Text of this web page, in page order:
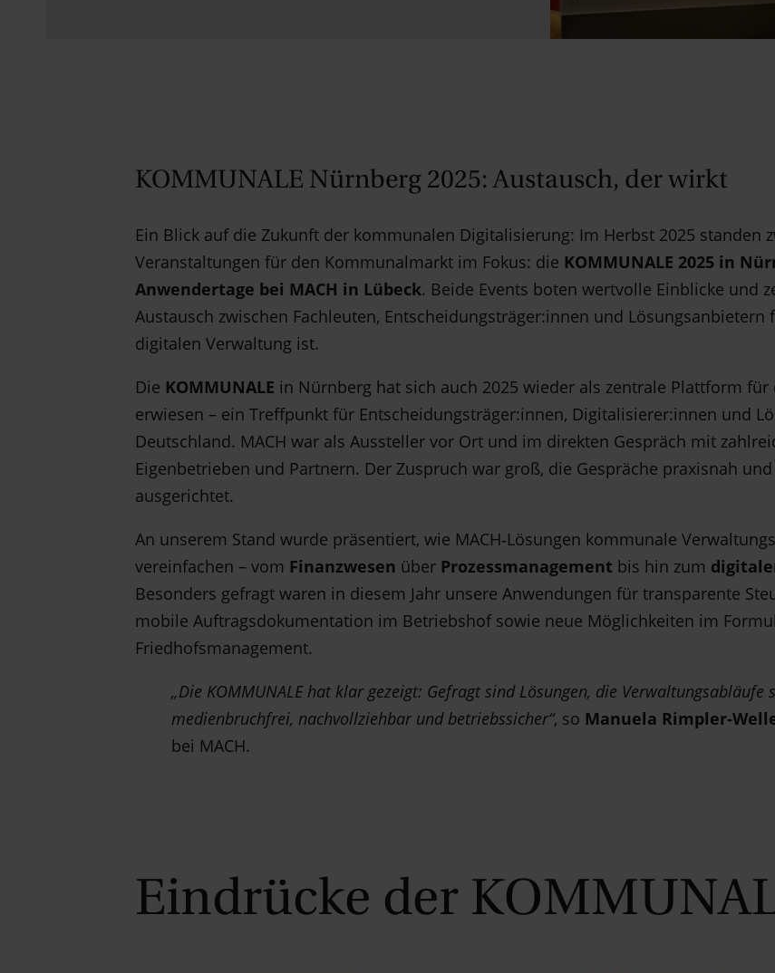
KOMMUNALE Nürnberg 2025: Austausch, der wirkt
Ein Blick auf die Zukunft der kommunalen Digitalisierung: Im Herbst 2025 standen
Veranstaltungen für den Kommunalmarkt im Fokus: die KOMMUNALE 2025 in
Anwendertage bei MACH in Lübeck. Beide Events boten wertvolle Einblicke und
Austausch zwischen Fachleuten, Entscheidungsträger:innen und
digitalen Verwaltung ist.
Die KOMMUNALE in Nürnberg hat sich auch 2025 wieder als zentrale Plattform
erwiesen – ein Treffpunkt für Entscheidungsträger:innen, Digitalisierer:innen und
Deutschland. MACH war als Aussteller vor Ort und im direkten Gespräch mit
Eigenbetrieben und Partnern. Der Zuspruch war groß, die Gespräche praxisnah
ausgerichtet.
An unserem Stand wurde präsentiert, wie MACH‑Lösungen kommunale
vereinfachen – vom Finanzwesen über Prozessmanagement bis hin zum
Besonders gefragt waren in diesem Jahr unsere Anwendungen für transparente
mobile Auftragsdokumentation im Betriebshof sowie neue Möglichkeiten im
Friedhofsmanagement.
„Die KOMMUNALE hat klar gezeigt: Gefragt sind Lösungen, die Verwaltungsabläufe
medienbruchfrei, nachvollziehbar und betriebssicher“, so Manuela
bei MACH.
Eindrücke der